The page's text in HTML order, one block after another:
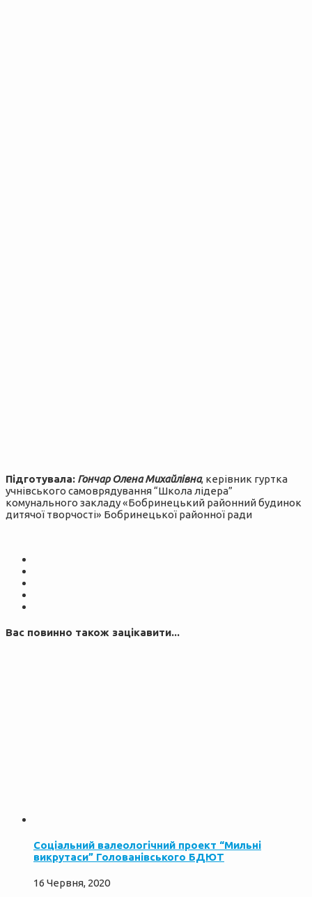
Підготувала: Гончар Олена Михайлівна, керівник гуртка
учнівського самоврядування “Школа лідера”
комунального закладу «Бобринецький районний будинок
дитячої творчості» Бобринецької районної ради
Вас повинно також зацікавити...
Соціальний валеологічний проект “Мильні
викрутаси” Голованівського БДЮТ
16 Червня, 2020